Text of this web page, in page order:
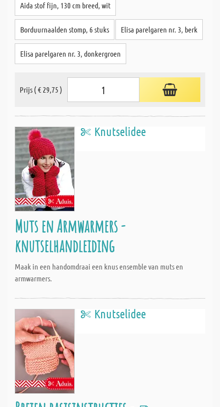
Aida stof fijn, 130 cm breed, wit
Borduurnaalden stomp, 6 stuks Elisa parelgaren nr. 3, berk
Elisa parelgaren nr. 3, donkergroen
Prijs ( € 29,75 )
Knutselidee
Muts en Armwarmers -
knutselhandleiding
Maak in een handomdraai een knus ensemble van muts en
armwarmers.
Knutselidee